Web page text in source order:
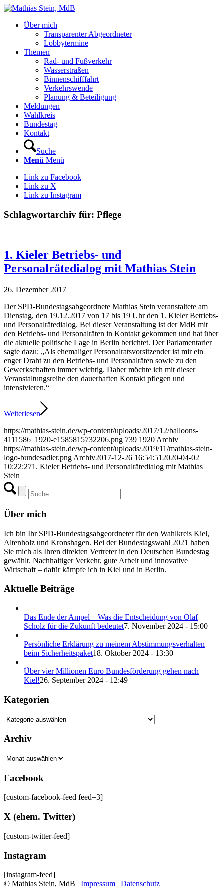
Über mich
Transparenter Abgeordneter
Lobbytermine
Themen
Rad- und Fußverkehr
Wasserstraßen
Binnenschifffahrt
Verkehrswende
Planung & Beteiligung
Meldungen
Wahlkreis
Bundestag
Kontakt
Suche
Menü Menü
Link zu Facebook
Link zu X
Link zu Instagram
Schlagwortarchiv für: Pflege
1. Kieler Betriebs- und
Personalrätedialog mit Mathias Stein
26. Dezember 2017
Der SPD-Bundestagsabgeordnete Mathias Stein veranstaltete am
Dienstag, den 19.12.2017 von 17 bis 19 Uhr den 1. Kieler Betriebs-
und Personalrätedialog. Bei dieser Veranstaltung ist der MdB mit
den Betriebs- und Personalräten in Kontakt gekommen und hat über
die aktuelle politische Lage in Berlin berichtet. Der Parlamentarier
sagte dazu: „Als ehemaliger Personalratsvorsitzender ist mir ein
enger Draht zu den Betriebs- und Personalräten sowie zu den
Gewerkschaften immer wichtig. Daher möchte ich mit dieser
Veranstaltungsreihe den dauerhaften Kontakt pflegen und
intensivieren.“
Weiterlesen
https://mathias-stein.de/wp-content/uploads/2017/12/balloons-
4111586_1920-e1585815732206.png 739 1920 Archiv
https://mathias-stein.de/wp-content/uploads/2019/11/mathias-stein-
logo-bundesadler.png Archiv2017-12-26 16:54:51 2020-04-02
10:22:271. Kieler Betriebs- und Personalrätedialog mit Mathias
Stein
Über mich
Ich bin Ihr SPD-Bundestagsabgeordneter für den Wahlkreis Kiel,
Altenholz und Kronshagen. Bei der Bundestagswahl 2021 haben
Sie mich als Ihren direkten Vertreter in den Deutschen Bundestag
gewählt. Nachhaltiger Verkehr, gute Arbeit und innovative
Wirtschaft – dafür kämpfe ich in Kiel und in Berlin.
Aktuelle Beiträge
Das Ende der Ampel – Was die Entscheidung von Olaf
Scholz für die Zukunft bedeutet7. November 2024 - 15:00
Persönliche Erklärung zu meinem Abstimmungsverhalten
beim Sicherheitspaket18. Oktober 2024 - 13:30
Über vier Millionen Euro Bundesförderung gehen nach
Kiel!26. September 2024 - 12:49
Kategorien
Kategorien
Archiv
Archiv
Facebook
[custom-facebook-feed feed=3]
X (ehem. Twitter)
[custom-twitter-feed]
Instagram
[instagram-feed]
© Mathias Stein, MdB | Impressum | Datenschutz